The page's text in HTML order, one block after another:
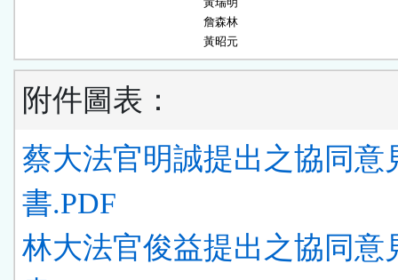
                                                                    詹森林
                                                                    黃昭元
附件圖表：
蔡大法官明誠提出之協同意
書.PDF
林大法官俊益提出之協同意